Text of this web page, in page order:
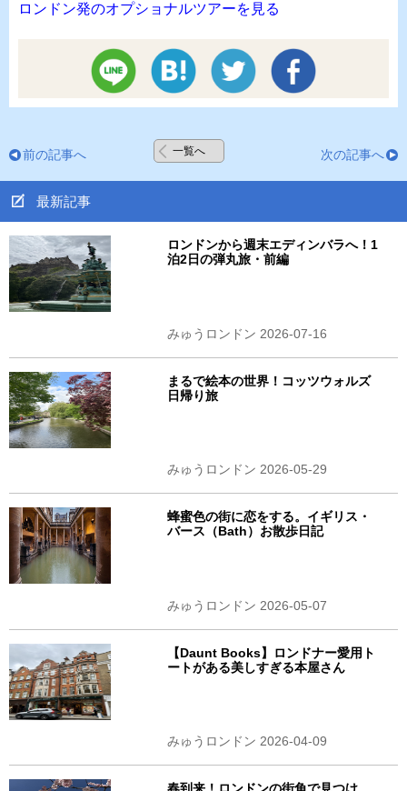
ロンドン発のオプショナルツアーを見る
前の記事へ 一覧へ 次の記事へ
最新記事
ロンドンから週末エディンバラへ！1
泊2日の弾丸旅・前編
みゅうロンドン 2026-07-16
まるで絵本の世界！コッツウォルズ
日帰り旅
みゅうロンドン 2026-05-29
蜂蜜色の街に恋をする。イギリス・
バース（Bath）お散歩日記
みゅうロンドン 2026-05-07
【Daunt Books】ロンドナー愛用ト
ートがある美しすぎる本屋さん
みゅうロンドン 2026-04-09